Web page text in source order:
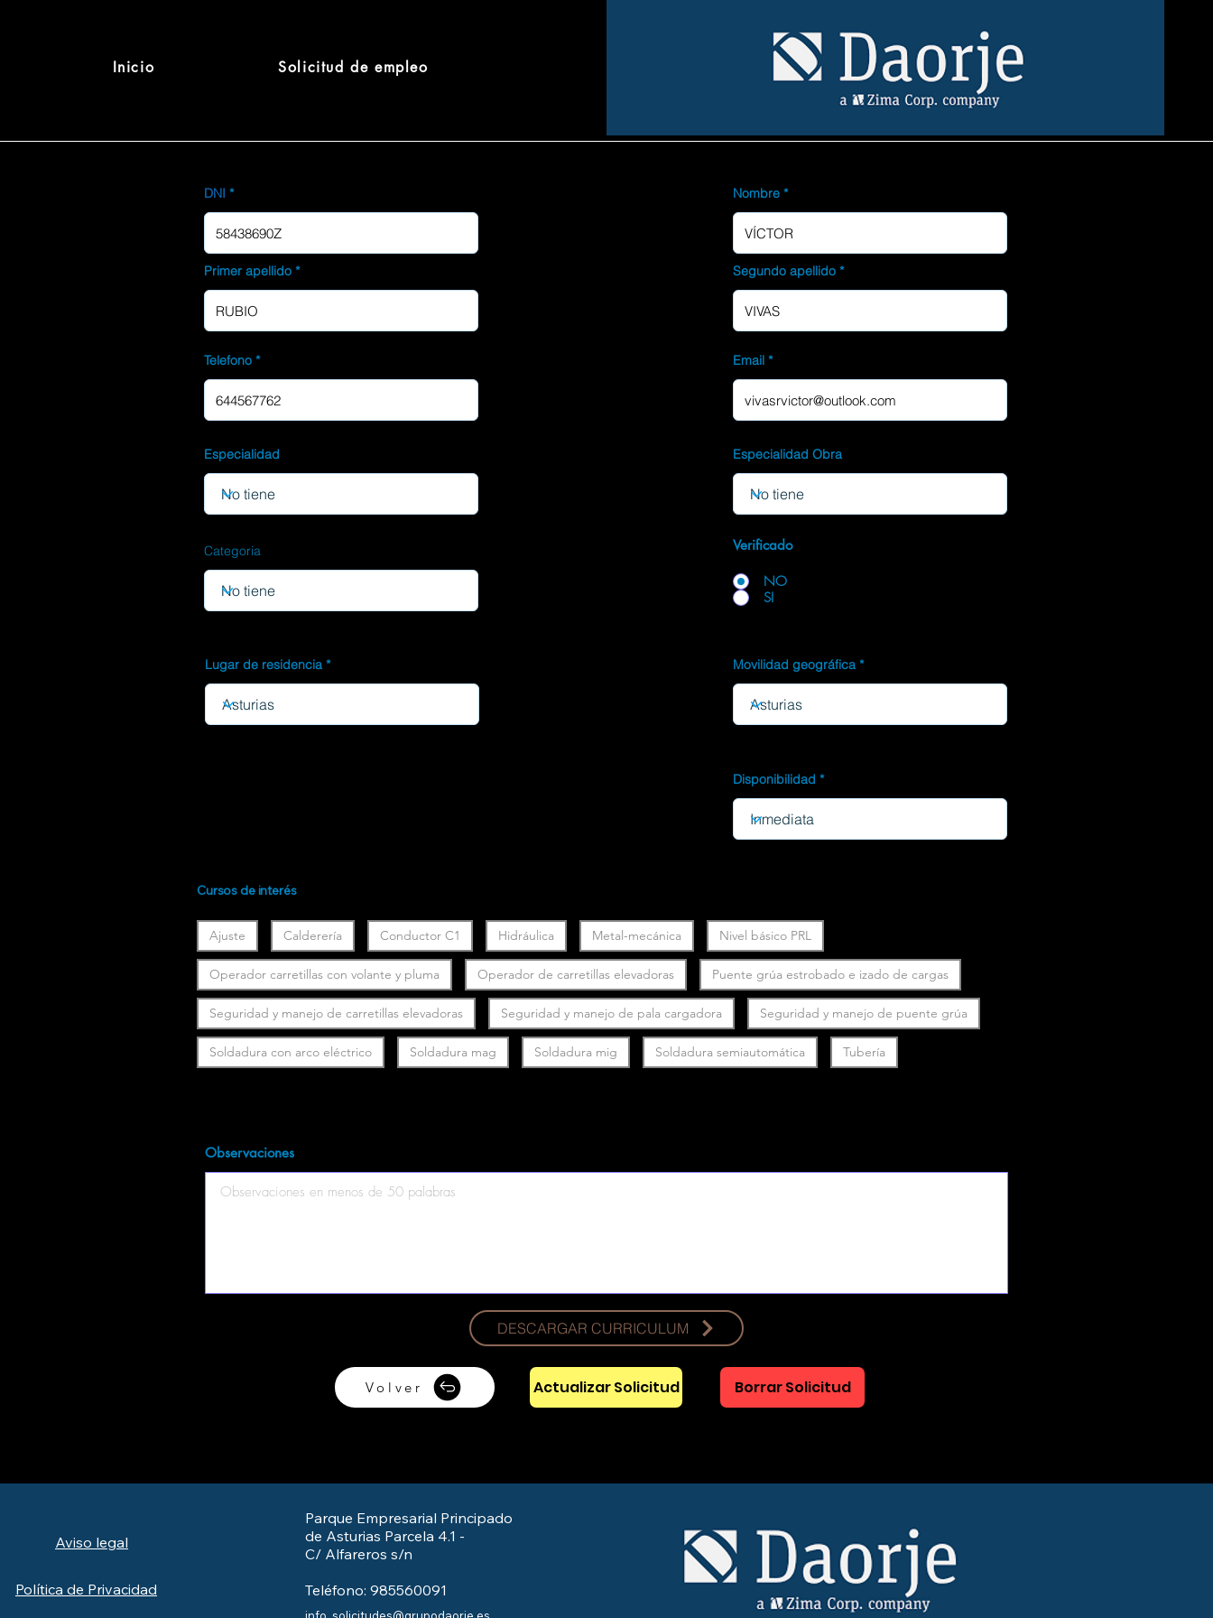
Inicio Solicitud de empleo
DNI
Primer apellido
Telefono
Especialidad
Categoria
Lugar de residencia
Nombre
Segundo apellido
Email
Especialidad Obra
Verificado
NO
SI
Movilidad geográfica
Disponibilidad
Cursos de interés
Ajuste Calderería Conductor C1 Hidráulica Metal-mecánica Nivel básico PRL
Operador carretillas con volante y pluma Operador de carretillas elevadoras Puente grúa estrobado e izado de cargas
Seguridad y manejo de carretillas elevadoras Seguridad y manejo de pala cargadora Seguridad y manejo de puente grúa
Soldadura con arco eléctrico Soldadura mag Soldadura mig Soldadura semiautomática Tubería
Observaciones
DESCARGAR CURRICULUM
Volver Actualizar Solicitud Borrar Solicitud
Aviso legal
Política de Privacidad
Parque Empresarial Principado
de Asturias Parcela 4.1 -
C/ Alfareros s/n
Teléfono: 985560091